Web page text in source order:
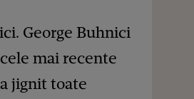
George Buhnici
mai recente
jignit toate